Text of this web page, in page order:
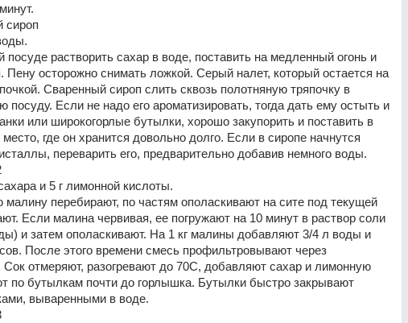
сироп
посуде растворить сахар в воде, поставить на медленный огонь и
Пену осторожно снимать ложкой. Серый налет, который остается на
Сваренный сироп слить сквозь полотняную тряпочку в
Если не надо его ароматизировать, тогда дать ему остыть и
или широкогорлые бутылки, хорошо закупорить и поставить в
где он хранится довольно долго. Если в сиропе начнутся
переварить его, предварительно добавив немного воды.
и 5 г лимонной кислоты.
перебирают, по частям ополаскивают на сите под текущей
Если малина червивая, ее погружают на 10 минут в раствор соли
и затем ополаскивают. На 1 кг малины добавляют 3/4 л воды и
После этого времени смесь профильтровывают через
отмеряют, разогревают до 70С, добавляют сахар и лимонную
по бутылкам почти до горлышка. Бутылки быстро закрывают
вываренными в воде.